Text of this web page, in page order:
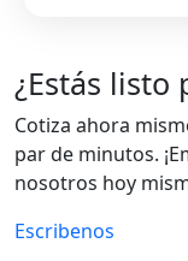
¿Estás listo
Cotiza ahora
par de minutos.
nosotros hoy
Escribenos